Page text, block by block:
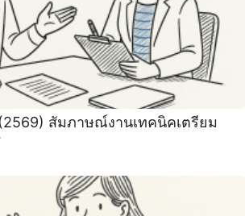
สัมภาษณ์งานเทคนิคเตรียม